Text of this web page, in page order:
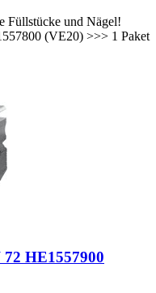
Füllstücke und Nägel!
(VE20) >>> 1 Paket
HE1557900